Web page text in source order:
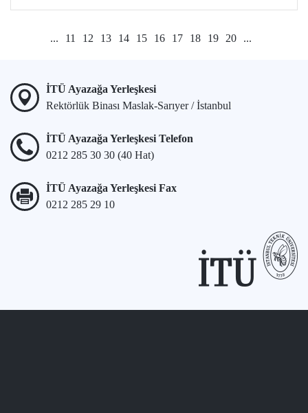
... 11 12 13 14 15 16 17 18 19 20 ...
İTÜ Ayazağa Yerleşkesi
Rektörlük Binası Maslak-Sarıyer / İstanbul
İTÜ Ayazağa Yerleşkesi Telefon
0212 285 30 30 (40 Hat)
İTÜ Ayazağa Yerleşkesi Fax
0212 285 29 10